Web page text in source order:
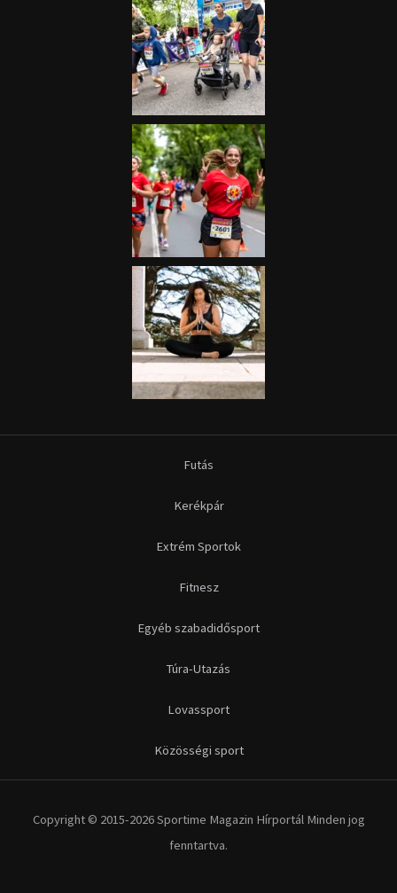
Futás
Kerékpár
Extrém Sportok
Fitnesz
Egyéb szabadidősport
Túra-Utazás
Lovassport
Közösségi sport
Copyright © 2015-2026 Sportime Magazin Hírportál Minden jog
fenntartva.